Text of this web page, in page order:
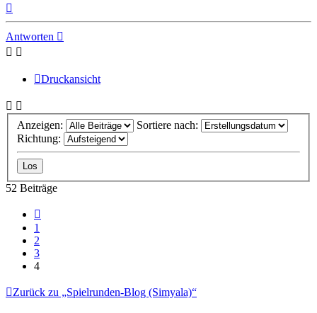
Antworten
Druckansicht
Anzeigen:
Sortiere nach:
Richtung:
52 Beiträge
1
2
3
4
Zurück zu „Spielrunden-Blog (Simyala)“